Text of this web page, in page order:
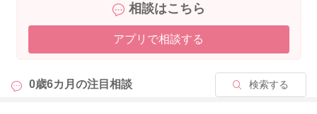
相談はこちら
アプリで相談する
0歳6カ月の注目相談 検索する